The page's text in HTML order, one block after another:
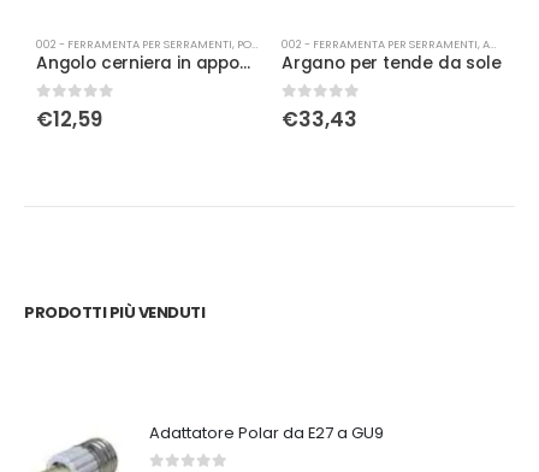
002 - FERRAMENTA PER SERRAMENTI, PORTA-FINESTRA
Angolo cerniera in appoggio con fissaggio battuta dx argento aria 4
0Su 5
€12,59
002 - FERRAMENTA PER SERRAMENTI,ACCESSORI PER TAPPARELLE
Argano per tende da sole
0Su 5
€33,43
PRODOTTI PIÙ VENDUTI
Adattatore Polar da E27 a GU9